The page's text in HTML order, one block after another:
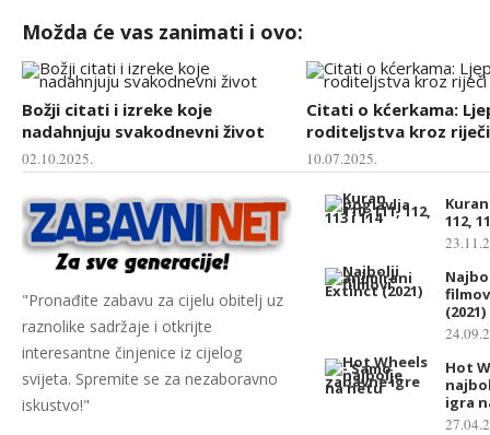
Možda će vas zanimati i ovo:
Božji citati i izreke koje
nadahnjuju svakodnevni život
02.10.2025.
Citati o kćerkama:
roditeljstva kroz riječi
10.07.2025.
"Pronađite zabavu za cijelu obitelj uz
raznolike sadržaje i otkrijte
interesantne činjenice iz cijelog
svijeta. Spremite se za nezaboravno
iskustvo!"
112,
(2021)
Hot
igra